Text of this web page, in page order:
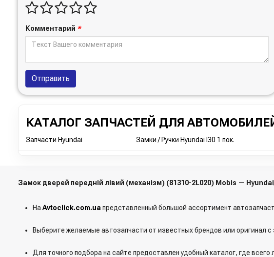
Комментарий *
Отправить
КАТАЛОГ ЗАПЧАСТЕЙ ДЛЯ
Запчасти Hyundai Замки / Ручки Hyundai I30 1 пок.
Замок дверей передній лівий (механізм) (81310-2L020) Mobis —
На Avtoclick.com.ua представленный большой ассортимент
Выберите желаемые автозапчасти от известных брендов или оригинал
Для точного подбора на сайте предоставлен удобный каталог, где